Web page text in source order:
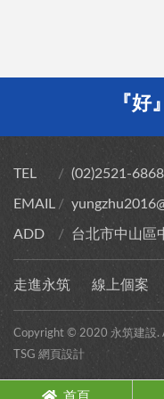
『好
TEL (02)2521-6868
EMAIL
ADD 台北市中山區
走進永筑 線上個案
Copyright © 2020 永筑建設.
TSG 網頁設計